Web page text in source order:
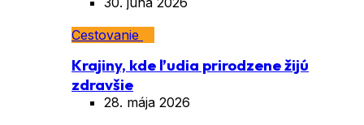
Cestovanie
Krajiny, kde ľudia prirodzene žijú
zdravšie
28. mája 2026